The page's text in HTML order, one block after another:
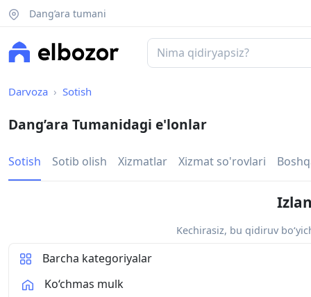
Dang’ara tumani
Darvoza Sotish
Dang’ara Tumanidagi e'lonlar
Sotish Sotib olish Xizmatlar Xizmat so'rovlari
Kechirasiz, bu qidiruv
Barcha kategoriyalar
Ko‘chmas mulk